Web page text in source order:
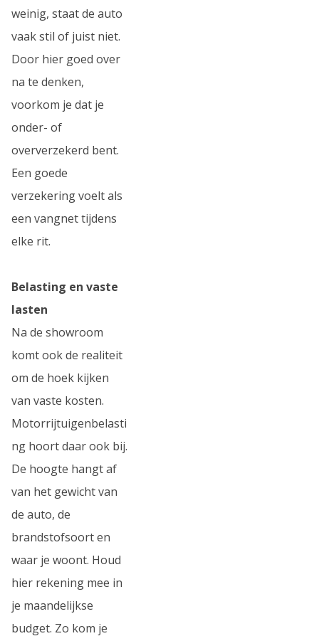
weinig, staat de auto
vaak stil of juist niet.
Door hier goed over
na te denken,
voorkom je dat je
onder- of
oververzekerd bent.
Een goede
verzekering voelt als
een vangnet tijdens
elke rit.
Belasting en vaste
lasten
Na de showroom
komt ook de realiteit
om de hoek kijken
van vaste kosten.
Motorrijtuigenbelasti
ng hoort daar ook bij.
De hoogte hangt af
van het gewicht van
de auto, de
brandstofsoort en
waar je woont. Houd
hier rekening mee in
je maandelijkse
budget. Zo kom je